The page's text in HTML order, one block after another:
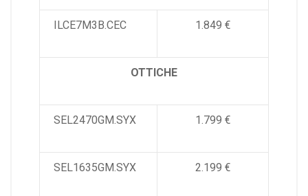
ILCE7M3B.CEC 1.849 €
OTTICHE
SEL2470GM.SYX 1.799 €
SEL1635GM.SYX 2.199 €